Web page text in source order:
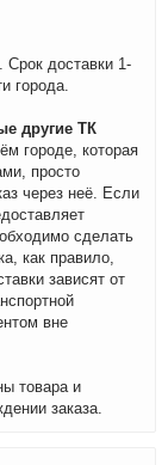
Срок доставки 1-
города.
другие ТК
городе, которая
просто
через неё. Если
сделать
как правило,
зависят от
вне
товара и
заказа.